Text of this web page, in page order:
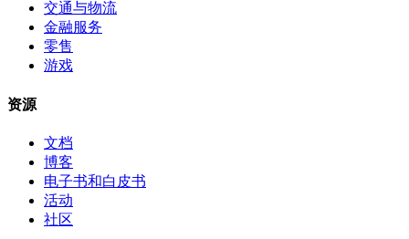
交通与物流
金融服务
零售
游戏
资源
文档
博客
电子书和白皮书
活动
社区